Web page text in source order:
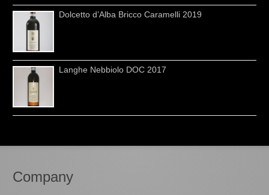
Dolcetto d’Alba Bricco Caramelli 2019
Langhe Nebbiolo DOC 2017
Company